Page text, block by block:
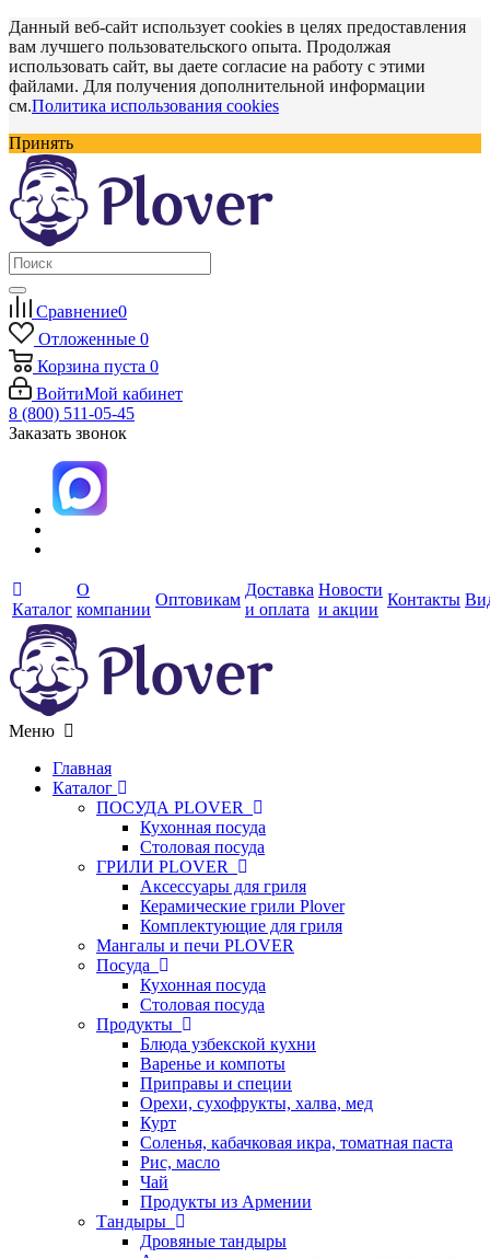
Данный веб-сайт использует cookies в целях предоставления
вам лучшего пользовательского опыта. Продолжая
использовать сайт, вы даете согласие на работу с этими
файлами. Для получения дополнительной информации
см.Политика использования cookies
Принять
Сравнение0
Отложенные 0
Корзина пуста 0
ВойтиМой кабинет
8 (800) 511-05-45
Заказать звонок
Каталог
О
компании
Оптовикам
Доставка
и оплата
Новости
и акции
Контакты
Меню
Главная
Каталог
ПОСУДА PLOVER
Кухонная посуда
Столовая посуда
ГРИЛИ PLOVER
Аксессуары для гриля
Керамические грили Plover
Комплектующие для гриля
Мангалы и печи PLOVER
Посуда
Кухонная посуда
Столовая посуда
Продукты
Блюда узбекской кухни
Варенье и компоты
Приправы и специи
Орехи, сухофрукты, халва, мед
Курт
Соленья, кабачковая икра, томатная паста
Рис, масло
Чай
Продукты из Армении
Тандыры
Дровяные тандыры